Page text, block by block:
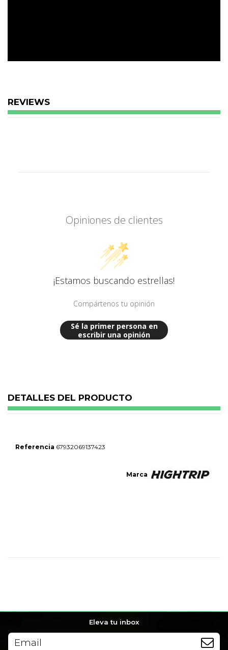
REVIEWS
Opiniones de clientes
¡Estamos buscando estrellas!
Compártenos tu opinión
Sé la primer persona en
escribir una opinión
DETALLES DEL PRODUCTO
Marca
Referencia 67932069137423
Eleva tu inbox